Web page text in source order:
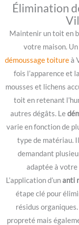
Élimination
Maintenir un toit en
votre maison.
démoussage toitureà
fois l’apparence et
mousses et lichens
toit en retenant
autres dégâts. Le
varie en fonction de
type de matériau.
demandant
adaptée à votre
L’application d’unanti
étape clé pour
résidus
propreté mais